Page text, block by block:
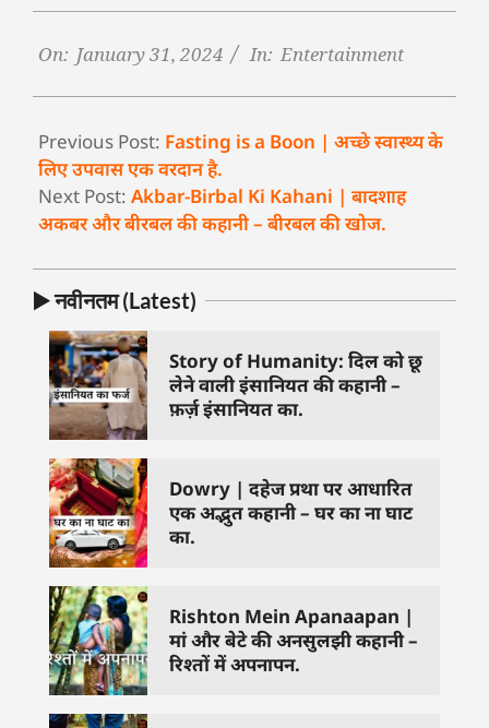
On: January 31, 2024 In: Entertainment
Previous Post: Fasting is a Boon | अच्छे स्वास्थ्य के
लिए उपवास एक वरदान है.
Next Post: Akbar-Birbal Ki Kahani | बादशाह
अकबर और बीरबल की कहानी – बीरबल की खोज.
▶️ नवीनतम (Latest)
Story of Humanity: दिल को छू
लेने वाली इंसानियत की कहानी –
फ़र्ज़ इंसानियत का.
Dowry | दहेज प्रथा पर आधारित
एक अद्भुत कहानी – घर का ना घाट
का.
Rishton Mein Apanaapan |
मां और बेटे की अनसुलझी कहानी –
रिश्तों में अपनापन.